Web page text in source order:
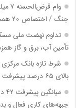
جنگ / اختصاص ۲۰ همت تسهیلات ودیعه مسکن به متقاضیان
تداوم نهضت ملی مسکن
تأمین آب، برق و گاز
بالای ۶۵ درصد پیشرفت تعلق می گیرد
جبهه‌های کاری فعال و